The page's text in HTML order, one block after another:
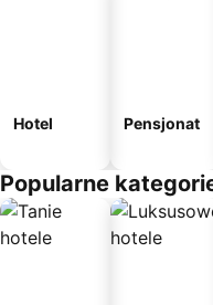
Hotel Pensjonat
Popularne